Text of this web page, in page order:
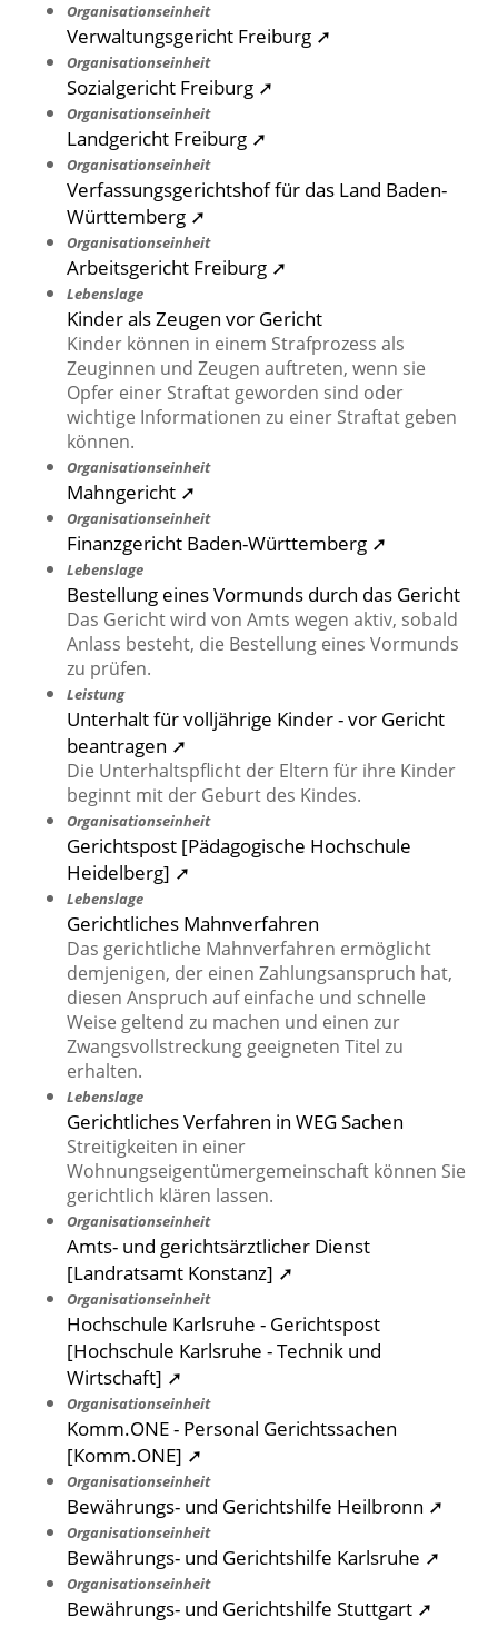
Organisationseinheit
Verwaltungsgericht Freiburg ➚
Organisationseinheit
Sozialgericht Freiburg ➚
Organisationseinheit
Landgericht Freiburg ➚
Organisationseinheit
Verfassungsgerichtshof für das Land Baden-
Württemberg ➚
Organisationseinheit
Arbeitsgericht Freiburg ➚
Lebenslage
Kinder als Zeugen vor Gericht
Kinder können in einem Strafprozess als
Zeuginnen und Zeugen auftreten, wenn sie
Opfer einer Straftat geworden sind oder
wichtige Informationen zu einer Straftat geben
können.
Organisationseinheit
Mahngericht ➚
Organisationseinheit
Finanzgericht Baden-Württemberg ➚
Lebenslage
Bestellung eines Vormunds durch das Gericht
Das Gericht wird von Amts wegen aktiv, sobald
Anlass besteht, die Bestellung eines Vormunds
zu prüfen.
Leistung
Unterhalt für volljährige Kinder - vor Gericht
beantragen ➚
Die Unterhaltspflicht der Eltern für ihre Kinder
beginnt mit der Geburt des Kindes.
Organisationseinheit
Gerichtspost [Pädagogische Hochschule
Heidelberg] ➚
Lebenslage
Gerichtliches Mahnverfahren
Das gerichtliche Mahnverfahren ermöglicht
demjenigen, der einen Zahlungsanspruch hat,
diesen Anspruch auf einfache und schnelle
Weise geltend zu machen und einen zur
Zwangsvollstreckung geeigneten Titel zu
erhalten.
Lebenslage
Gerichtliches Verfahren in WEG Sachen
Streitigkeiten in einer
Wohnungseigentümergemeinschaft können Sie
gerichtlich klären lassen.
Organisationseinheit
Amts- und gerichtsärztlicher Dienst
[Landratsamt Konstanz] ➚
Organisationseinheit
Hochschule Karlsruhe - Gerichtspost
[Hochschule Karlsruhe - Technik und
Wirtschaft] ➚
Organisationseinheit
Komm.ONE - Personal Gerichtssachen
[Komm.ONE] ➚
Organisationseinheit
Bewährungs- und Gerichtshilfe Heilbronn ➚
Organisationseinheit
Bewährungs- und Gerichtshilfe Karlsruhe ➚
Organisationseinheit
Bewährungs- und Gerichtshilfe Stuttgart ➚